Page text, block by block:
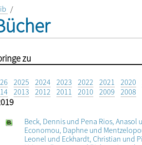
/
Beck, Dennis und Pena Rios, Anasol
Economou, Daphne und
Leonel und Eckhardt, Christian und
zu
2025 2024 2023 2022 2021 2020
2013 2012 2011 2010 2009 2008